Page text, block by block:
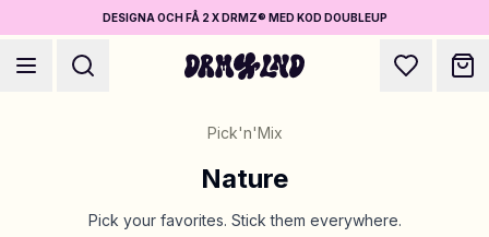
DESIGNA OCH FÅ 2 X DRMZ® MED KOD DOUBLEUP
Pick'n'Mix
Nature
Pick your favorites. Stick them everywhere.